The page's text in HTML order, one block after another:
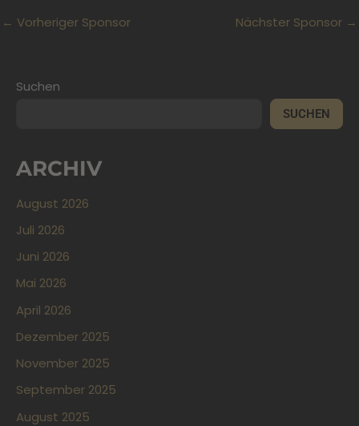
← Vorheriger Sponsor Nächster Sponsor →
Suchen
SUCHEN
ARCHIV
August 2026
Juli 2026
Juni 2026
Mai 2026
April 2026
Dezember 2025
November 2025
September 2025
August 2025